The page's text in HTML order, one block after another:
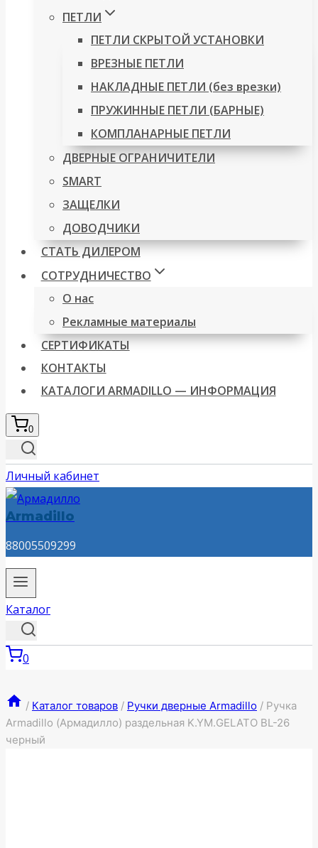
ПЕТЛИ
ПЕТЛИ СКРЫТОЙ УСТАНОВКИ
ВРЕЗНЫЕ ПЕТЛИ
НАКЛАДНЫЕ ПЕТЛИ (без врезки)
ПРУЖИННЫЕ ПЕТЛИ (БАРНЫЕ)
КОМПЛАНАРНЫЕ ПЕТЛИ
ДВЕРНЫЕ ОГРАНИЧИТЕЛИ
SMART
ЗАЩЕЛКИ
ДОВОДЧИКИ
СТАТЬ ДИЛЕРОМ
СОТРУДНИЧЕСТВО
О нас
Рекламные материалы
СЕРТИФИКАТЫ
КОНТАКТЫ
КАТАЛОГИ ARMADILLO — ИНФОРМАЦИЯ
0
Личный кабинет
Armadillo
88005509299
Каталог
0
/ Каталог товаров / Ручки дверные Armadillo / Ручка
Armadillo (Армадилло) раздельная K.YM.GELATO BL-26
черный